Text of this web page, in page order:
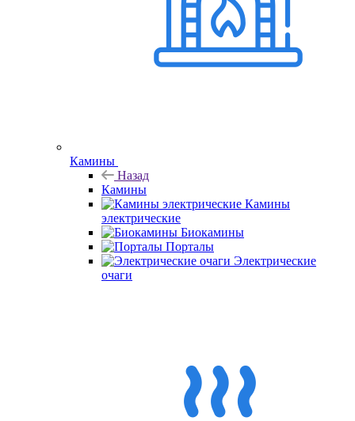
Камины
Назад
Камины
Камины
электрические
Биокамины
Порталы
Электрические
очаги